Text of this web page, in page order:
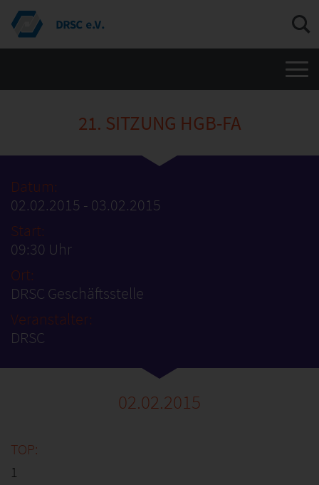
21. SITZUNG HGB-FA
Datum:
02.02.2015 - 03.02.2015
Start:
09:30 Uhr
Ort:
DRSC Geschäftsstelle
Veranstalter:
DRSC
02.02.2015
1